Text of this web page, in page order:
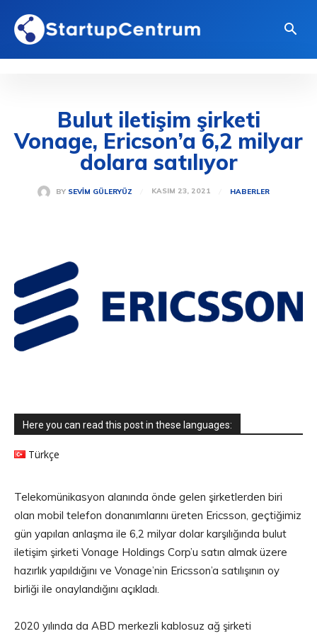
Bulut iletişim şirketi
Vonage, Ericson’a 6,2 milyar
dolara satılıyor
BY SEVIM GÜLERYÜZ KASIM 23, 2021 HABERLER
Here you can read this post in these languages:
Türkçe
Telekomünikasyon alanında önde gelen şirketlerden biri
olan mobil telefon donanımlarını üreten Ericsson, geçtiğimiz
gün yapılan anlaşma ile 6,2 milyar dolar karşılığında bulut
iletişim şirketi Vonage Holdings Corp’u satın almak üzere
hazırlık yapıldığını ve Vonage’nin Ericsson’a satılışının oy
birliği ile onaylandığını açıkladı.
2020 yılında da ABD merkezli kablosuz ağ şirketi